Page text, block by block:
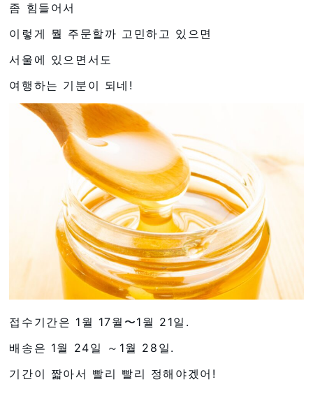
좀 힘들어서
이렇게 뭘 주문할까 고민하고 있으면
서울에 있으면서도
여행하는 기분이 되네!
접수기간은 1월 17월〜1월 21일.
배송은 1월 24일 ～1월 28일.
기간이 짧아서 빨리 빨리 정해야겠어!